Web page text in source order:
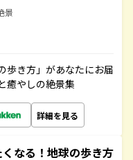
景
歩き方」があなたにお届
癒やしの絶景集
詳細を見る
なる！地球の歩き方